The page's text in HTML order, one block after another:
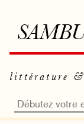
littérature &